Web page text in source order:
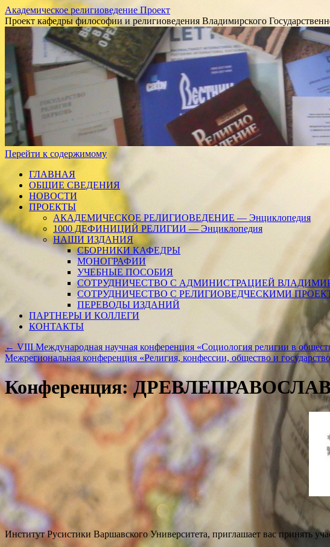
Академическое религиоведение Проект
Проект кафедры философии и религиоведения Владимирского
Перейти к содержимому
ГЛАВНАЯ
ОБЩИЕ СВЕДЕНИЯ
НОВОСТИ
ПРОЕКТЫ
АКАДЕМИЧЕСКОЕ РЕЛИГИОВЕДЕНИЕ — Энциклопедия
1000 ДЕФИНИЦИЙ РЕЛИГИИ — Энциклопедия
НАШИ ИЗДАНИЯ
СБОРНИКИ КАФЕДРЫ
МОНОГРАФИИ
УЧЕБНЫЕ ПОСОБИЯ
СОТРУДНИЧЕСТВО С АДМИНИСТРАЦИЕЙ
СОТРУДНИЧЕСТВО С РЕЛИГИОВЕДЧЕСКИМИ
ПЕРЕВОДЫ ИЗДАНИЙ
ПАРТНЕРЫ И КОЛЛЕГИ
КОНТАКТЫ
← VIII Международная научная конференция «Социология религии в
Межрегиональная конференция «Религия, конфессии, общество и
Конференция:
Институт Русистики Варшавского Университета, приглашает вас принять